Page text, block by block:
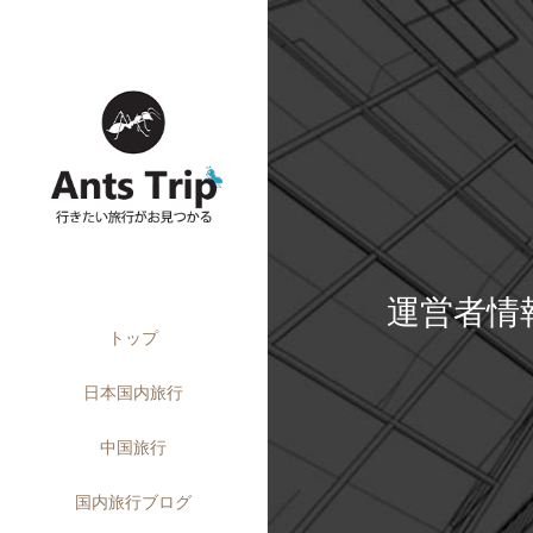
トップ
日本国内旅行
中国旅行
国内旅行ブログ
運営者情